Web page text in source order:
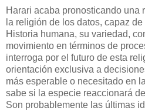
Harari acaba pronosticando una
la religión de los datos, capaz
Historia humana, su variedad,
movimiento en términos de
interroga por el futuro de esta
orientación exclusiva a
más esperable o necesitado en
sabe si la especie reaccionará
Son probablemente las últimas